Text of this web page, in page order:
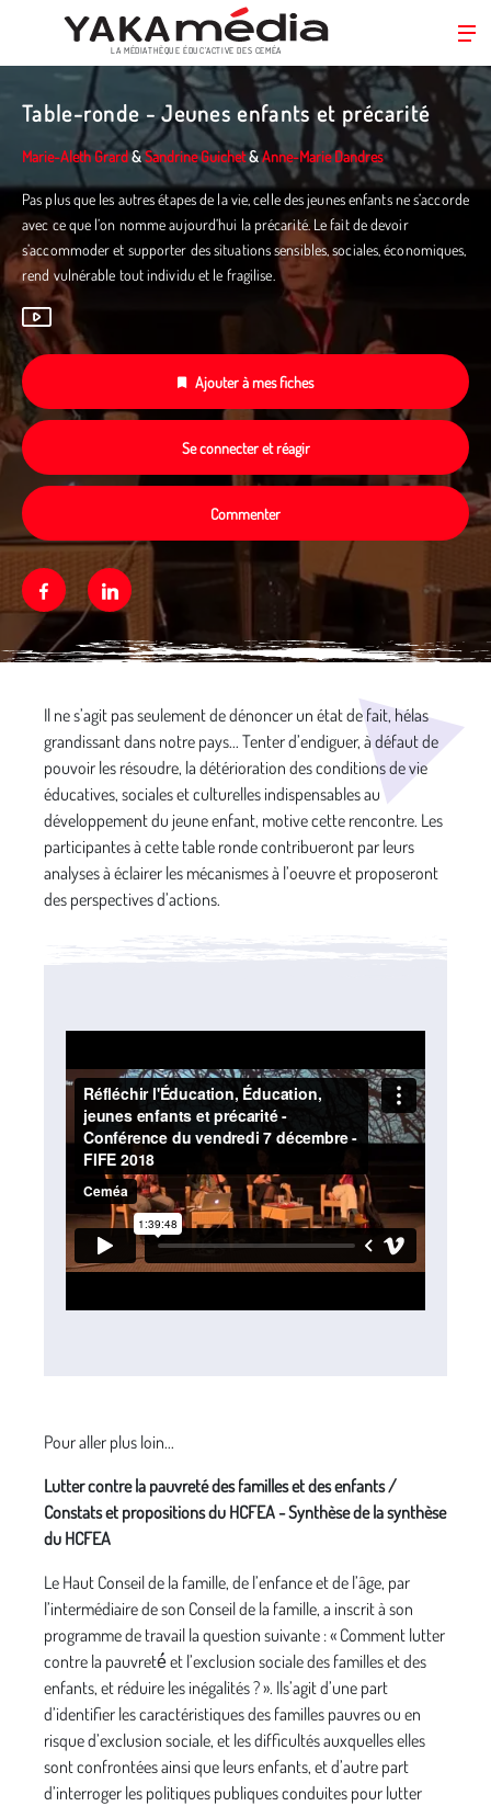
principal
LA MÉDIATHÈQUE ÉDUC’ACTIVE DES CEMÉA
Table-ronde - Jeunes enfants et précarité
Marie-Aleth Grard&Sandrine Guichet&Anne-Marie Dandres
Pas plus que les autres étapes de la vie, celle des jeunes enfants ne s’accorde
avec ce que l’on nomme aujourd’hui la précarité. Le fait de devoir
s’accommoder et supporter des situations sensibles, sociales, économiques,
rend vulnérable tout individu et le fragilise.
Ajouter à mes fiches
Se connecter et réagir
Commenter
FacebookLinkedin
Il ne s’agit pas seulement de dénoncer un état de fait, hélas
grandissant dans notre pays... Tenter d’endiguer, à défaut de
pouvoir les résoudre, la détérioration des conditions de vie
éducatives, sociales et culturelles indispensables au
développement du jeune enfant, motive cette rencontre. Les
participantes à cette table ronde contribueront par leurs
analyses à éclairer les mécanismes à l’oeuvre et proposeront
des perspectives d’actions.
Pour aller plus loin...
Lutter contre la pauvreté des familles et des enfants /
Constats et propositions du HCFEA - Synthèse de la synthèse
du HCFEA
Le Haut Conseil de la famille, de l’enfance et de l’âge, par
l’intermédiaire de son Conseil de la famille, a inscrit à son
programme de travail la question suivante : « Comment lutter
contre la pauvreté́ et l’exclusion sociale des familles et des
enfants, et réduire les inégalités ? ». Ils’agit d’une part
d’identifier les caractéristiques des familles pauvres ou en
risque d’exclusion sociale, et les difficultés auxquelles elles
sont confrontées ainsi que leurs enfants, et d’autre part
d’interroger les politiques publiques conduites pour lutter